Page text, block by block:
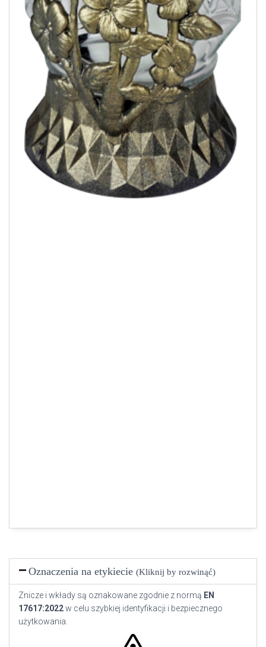
Oznaczenia na etykiecie (Kliknij by rozwinąć)
Znicze i wkłady są oznakowane zgodnie z normą EN
17617:2022w celu szybkiej identyfikacji i bezpiecznego
użytkowania.